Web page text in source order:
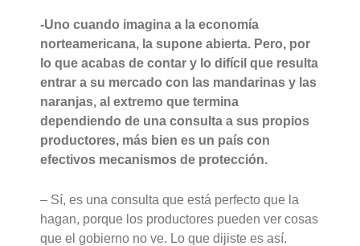
-Uno cuando imagina a la economía
norteamericana, la supone abierta. Pero, por
lo que acabas de contar y lo difícil que resulta
entrar a su mercado con las mandarinas y las
naranjas, al extremo que termina
dependiendo de una consulta a sus propios
productores, más bien es un país con
efectivos mecanismos de protección.
– Sí, es una consulta que está perfecto que la
hagan, porque los productores pueden ver cosas
que el gobierno no ve. Lo que dijiste es así.